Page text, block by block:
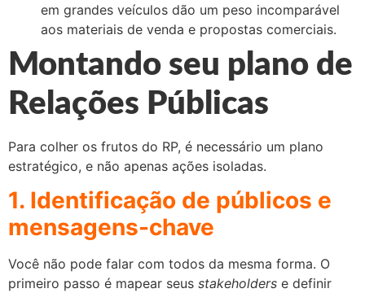
em grandes veículos dão um peso incomparável
aos materiais de venda e propostas comerciais.
Montando seu plano de
Relações Públicas
Para colher os frutos do RP, é necessário um plano
estratégico, e não apenas ações isoladas.
1. Identificação de públicos e
mensagens-chave
Você não pode falar com todos da mesma forma. O
primeiro passo é mapear seus stakeholders e definir